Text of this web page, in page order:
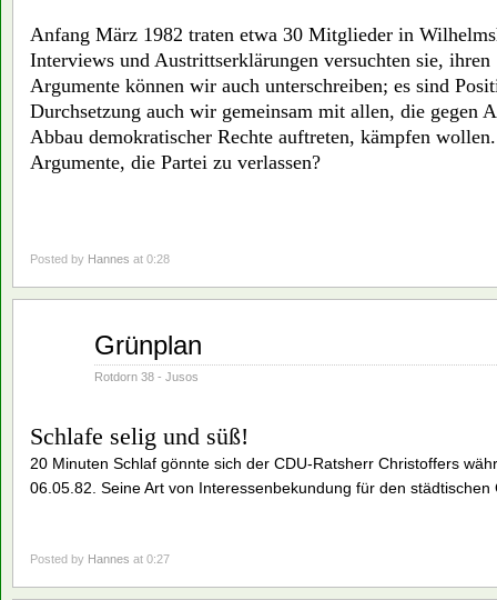
Anfang März 1982 traten etwa 30 Mitglieder in
Interviews und Austrittserklärungen versuchten sie,
Argumente können wir auch unterschreiben; es sind
Durchsetzung auch wir gemeinsam mit allen, die gegen
Abbau demokratischer Rechte auftreten, kämpfen
Argumente, die Partei zu verlassen?
Posted by Hannes at 0:28
Grünplan
Rotdorn 38 - Jusos
Schlafe selig und süß!
20 Minuten Schlaf gönnte sich der CDU-Ratsherr Christoffers
06.05.82. Seine Art von Interessenbekundung für den
Posted by Hannes at 0:27